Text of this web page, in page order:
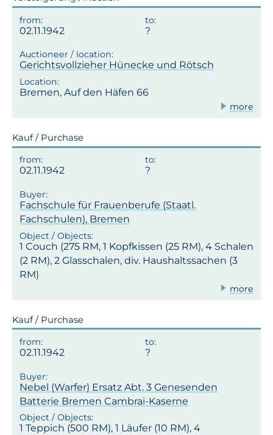
02.11.1942
Gerichtsvollzieher Hünecke und Rötsch
Bremen, Auf den Häfen 66
more
Kauf / Purchase
02.11.1942
Fachschule für Frauenberufe (Staatl.
Fachschulen), Bremen
1 Couch (275 RM, 1 Kopfkissen (25 RM), 4 Schalen
(2 RM), 2 Glasschalen, div. Haushaltssachen (3
RM)
more
Kauf / Purchase
02.11.1942
Nebel (Warfer) Ersatz Abt. 3 Genesenden
Batterie Bremen Cambrai-Kaserne
1 Teppich (500 RM), 1 Läufer (10 RM), 4